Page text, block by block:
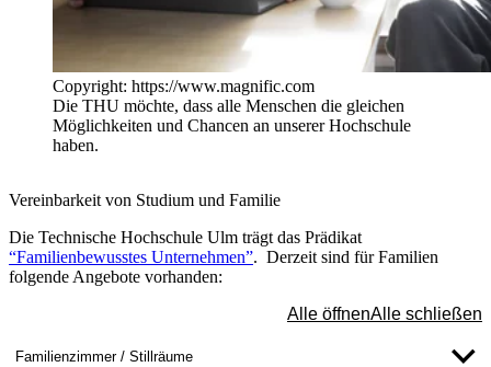
Copyright: https://www.magnific.com
Die THU möchte, dass alle Menschen die gleichen
Möglichkeiten und Chancen an unserer Hochschule
haben.
Vereinbarkeit von Studium und Familie
Die Technische Hochschule Ulm trägt das Prädikat
“Familienbewusstes Unternehmen”. Derzeit sind für Familien
folgende Angebote vorhanden:
Alle öffnenAlle schließen
Familienzimmer / Stillräume